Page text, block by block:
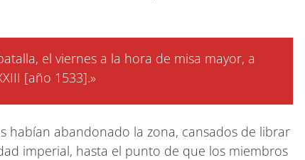
el viernes a la hora de misa mayor, a
[año 1533].»
habían abandonado la zona, cansados de librar
imperial, hasta el punto de que los miembros